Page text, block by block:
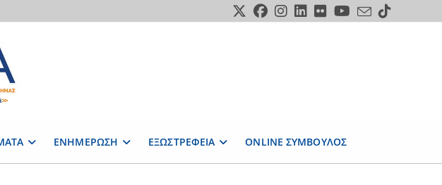
ΕΝΗΜΕΡΩΣΗ ΕΞΩΣΤΡΕΦΕΙΑ ONLINE ΣΥΜΒΟΥΛΟΣ